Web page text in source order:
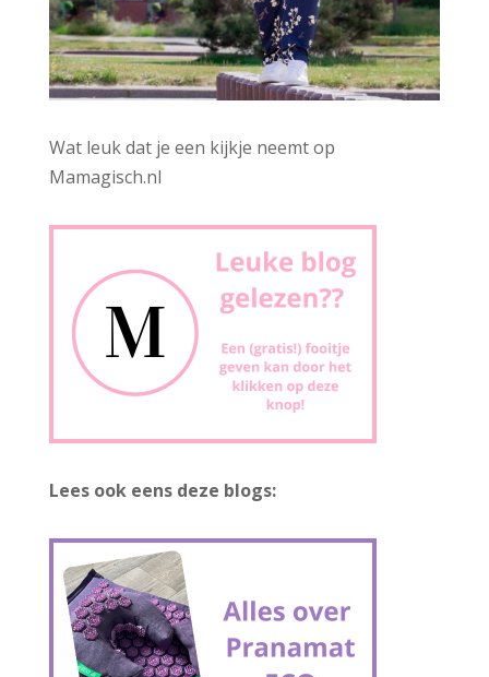
Wat leuk dat je een kijkje neemt op
Mamagisch.nl
Lees ook eens deze blogs: